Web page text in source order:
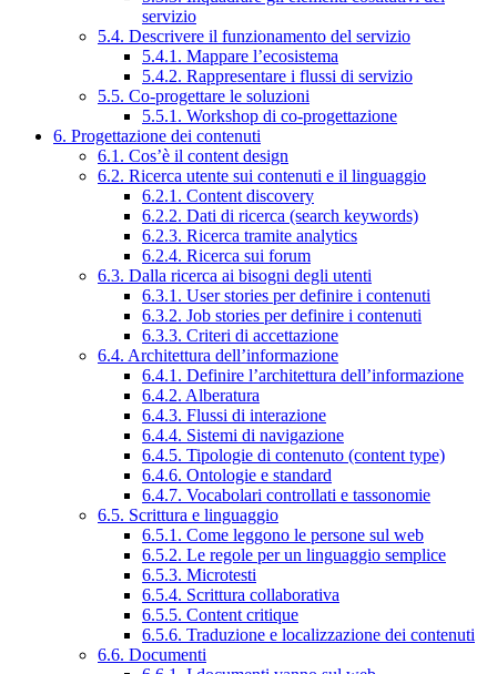
servizio
5.4. Descrivere il funzionamento del servizio
5.4.1. Mappare l’ecosistema
5.4.2. Rappresentare i flussi di servizio
5.5. Co-progettare le soluzioni
5.5.1. Workshop di co-progettazione
6. Progettazione dei contenuti
6.1. Cos’è il content design
6.2. Ricerca utente sui contenuti e il linguaggio
6.2.1. Content discovery
6.2.2. Dati di ricerca (search keywords)
6.2.3. Ricerca tramite analytics
6.2.4. Ricerca sui forum
6.3. Dalla ricerca ai bisogni degli utenti
6.3.1. User stories per definire i contenuti
6.3.2. Job stories per definire i contenuti
6.3.3. Criteri di accettazione
6.4. Architettura dell’informazione
6.4.1. Definire l’architettura dell’informazione
6.4.2. Alberatura
6.4.3. Flussi di interazione
6.4.4. Sistemi di navigazione
6.4.5. Tipologie di contenuto (content type)
6.4.6. Ontologie e standard
6.4.7. Vocabolari controllati e tassonomie
6.5. Scrittura e linguaggio
6.5.1. Come leggono le persone sul web
6.5.2. Le regole per un linguaggio semplice
6.5.3. Microtesti
6.5.4. Scrittura collaborativa
6.5.5. Content critique
6.5.6. Traduzione e localizzazione dei contenuti
6.6. Documenti